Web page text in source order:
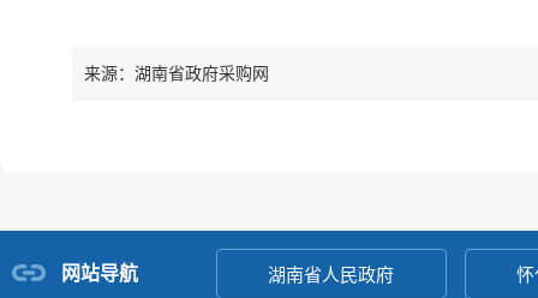
来源：湖南省政府采购网
网站导航 湖南省人民政府